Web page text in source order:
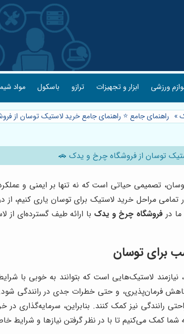
ورزشی ابزار و تجهیزات ترازو باسکول مواد
» راهنمای جامع ⭐️ راهنمای جامع خرید لاستیک توسان از
توسان از فروشگاه چرخ و یدک 🚗
تصمیمی حیاتی است که نه تنها بر ایمنی و
تمامی مراحل خرید لاستیک برای توسان یاری کنیم،
در فروشگاه چرخ و یدک با ارائه طیف گسترده‌ای از
برای توسان
نیازمند لاستیک‌هایی است که بتوانند به خوبی با
فرمان‌پذیری، و حتی خطرات جدی در رانندگی
نیز کمک کنند. بنابراین، سرمایه‌گذاری در
شما کمک می‌کنیم تا با در نظر گرفتن نیازها و شرایط